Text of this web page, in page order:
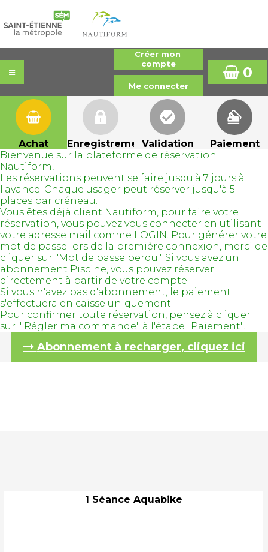
0
Achat EnregistrementValidation
Paiement
Bienvenue sur la plateforme de réservation
Nautiform,
Les réservations peuvent se faire jusqu'à 7 jours à
l'avance. Chaque usager peut réserver jusqu'à 5
places par créneau.
Vous êtes déjà client Nautiform, pour faire votre
réservation, vous pouvez vous connecter en utilisant
votre adresse mail comme LOGIN. Pour générer votre
mot de passe lors de la première connexion, merci de
cliquer sur "Mot de passe perdu". Si vous avez un
abonnement Piscine, vous pouvez réserver
directement à partir de votre compte.
Si vous n'avez pas d'abonnement, le paiement
s'effectuera en caisse uniquement.
Pour confirmer toute réservation, pensez à cliquer
sur " Régler ma commande" à l'étape "Paiement".
Abonnement à recharger, cliquez ici
1 Séance Aquabike